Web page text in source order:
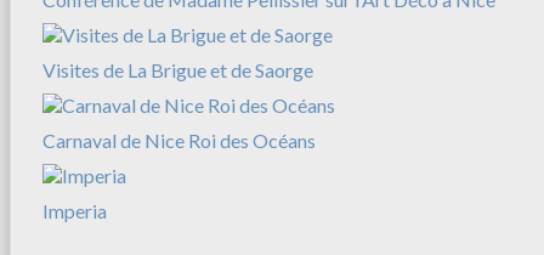
Visites de La Brigue et de Saorge
Carnaval de Nice Roi des Océans
Imperia